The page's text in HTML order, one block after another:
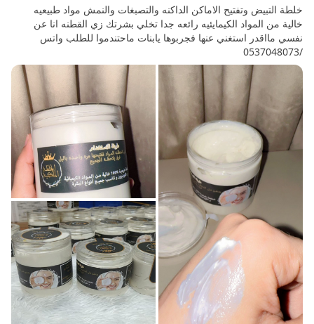
خلطة التبيض وتفتيح الاماكن الداكنه والتصبغات والنمش مواد طبيعيه
خالية من المواد الكيمايئيه رائعه جدا تخلي بشرتك زي القطنه انا عن
نفسي مااقدر استغني عنها فجربوها يابنات ماحتندموا للطلب واتس
/0537048073